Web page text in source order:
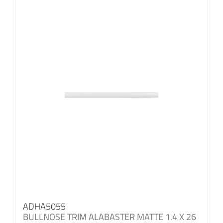
ADHA5055
BULLNOSE TRIM ALABASTER MATTE 1.4 X 26